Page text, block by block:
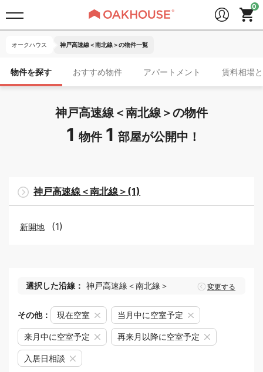
オークハウス 神戸高速線＜南北線＞の物件一覧
物件を探す おすすめ物件 アパートメント 賃料相場
神戸高速線＜南北線＞の物件
1 物件 1 部屋が公開中！
神戸高速線＜南北線＞(1)
新開地 (1)
選択した沿線： 神戸高速線＜南北線＞ 変更する
その他： 現在空室 当月中に空室予定
来月中に空室予定 再来月以降に空室予定
入居日相談